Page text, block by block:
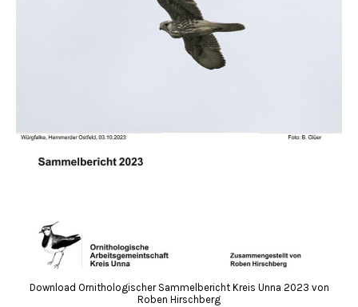
Download Ornithologischer Sammelbericht Kreis Unna 2023 von
Roben Hirschberg